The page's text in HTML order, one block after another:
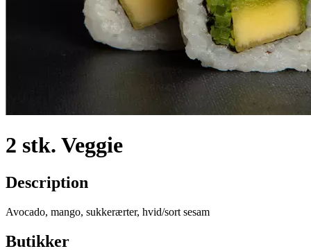
2 stk. Veggie
Description
Avocado, mango, sukkerærter, hvid/sort sesam
Butikker